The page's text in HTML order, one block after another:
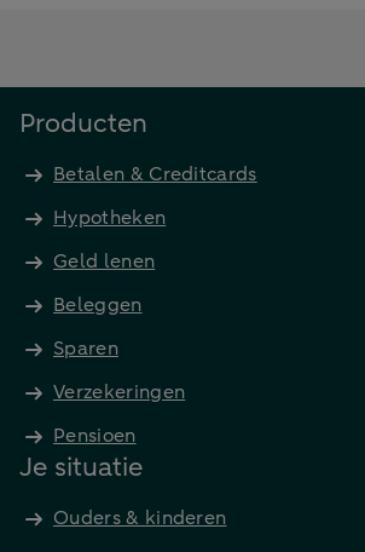
Producten
Betalen & Creditcards
Hypotheken
Geld lenen
Beleggen
Sparen
Verzekeringen
Pensioen
Je situatie
Ouders & kinderen